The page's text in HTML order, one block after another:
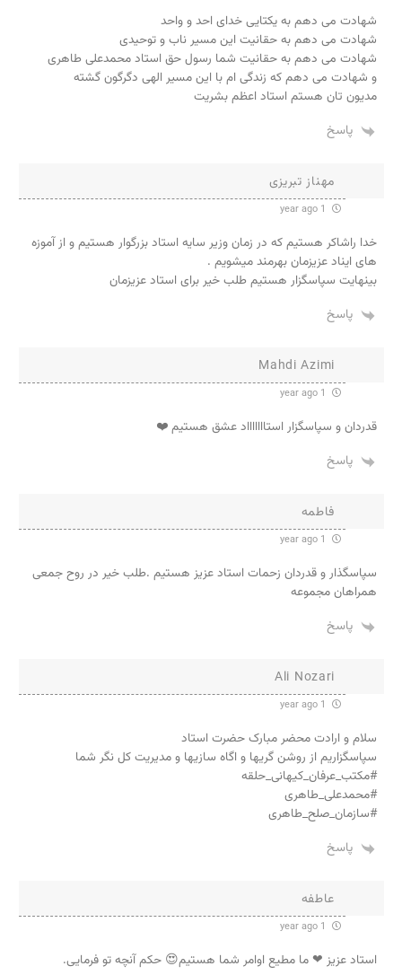
شهادت می دهم به یکتایی خدای احد و واحد
شهادت می دهم به حقانیت این مسیر ناب و توحیدی
شهادت می دهم به حقانیت شما رسول حق استاد محمدعلی طاهری
و شهادت می دهم که زندگی ام با این مسیر الهی دگرگون گشته
مدیون تان هستم استاد اعظم بشریت
پاسخ
مهناز تبریزی
خدا راشاکر هستیم که در زمان و‌زیر سایه استاد بزرگوار هستیم و از آموزه
های ایناد عزیزمان بهرمند میشویم .
بینهایت سپاسگزار هستیم طلب خیر برای استاد عزیزمان
پاسخ
Mahdi Azimi
قدردان و سپاسگزار استاااااااد عشق هستیم ❤️
پاسخ
فاطمه
سپاسگذار و قدردان زحمات استاد عزیز هستیم .طلب خیر در روح جمعی
همراهان مجموعه
پاسخ
Ali Nozari
سلام و ارادت محضر مبارک حضرت استاد
سپاسگزاریم از روشن گریها و اگاه سازیها و مدیریت کل نگر شما
#مکتب_عرفان_کیهانی_حلقه
#محمدعلی_طاهری
#سازمان_صلح_طاهری
پاسخ
عاطفه
استاد عزیز ❤ ما مطیع اوامر شما هستیم😍 حکم آنچه تو فرمایی.